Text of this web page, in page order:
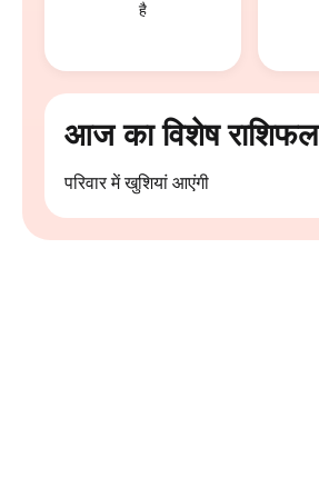
है
आज का विशेष राशिफल
परिवार में खुशियां आएंगी